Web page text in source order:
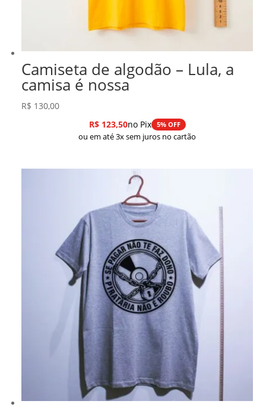
Camiseta de algodão – Lula, a
camisa é nossa
R$ 130,00
R$123,50no Pix 5% OFF
ou em até 3x sem juros no cartão